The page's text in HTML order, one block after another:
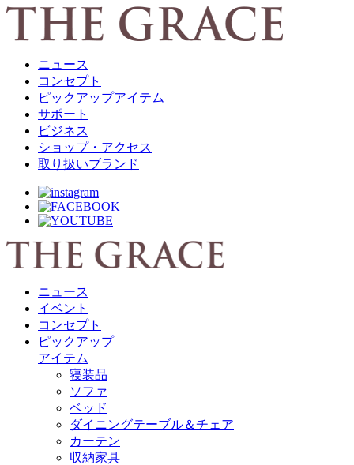
ニュース
コンセプト
ピックアップアイテム
サポート
ビジネス
ショップ・アクセス
取り扱いブランド
ニュース
イベント
コンセプト
ピックアップ
アイテム
寝装品
ソファ
ベッド
ダイニングテーブル＆チェア
カーテン
収納家具